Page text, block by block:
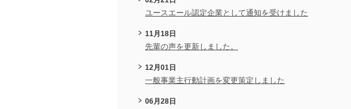
ユースエール認定企業として通知を受けました
11月18日
先輩の声を更新しました。
12月01日
一般事業主行動計画を変更策定しました
06月28日